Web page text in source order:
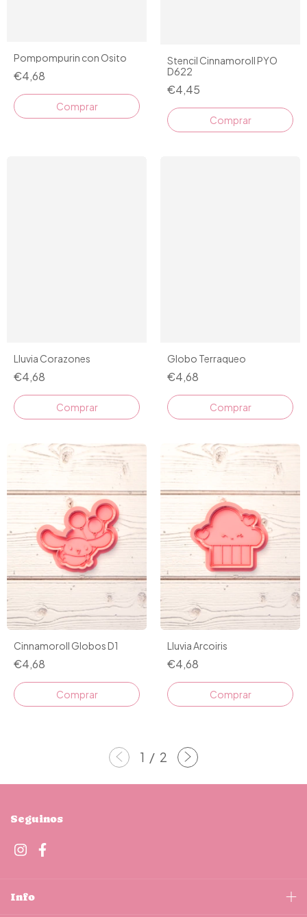
Pompompurin con Osito
€4,68
Comprar
Stencil Cinnamoroll PYO
D622
€4,45
Comprar
Lluvia Corazones
€4,68
Comprar
Globo Terraqueo
€4,68
Comprar
Cinnamoroll Globos D1
€4,68
Comprar
Lluvia Arcoiris
€4,68
Comprar
1 / 2
Seguinos
Info